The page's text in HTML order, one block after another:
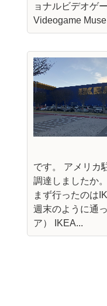
ョナルビデオゲ
Videogame
です。 アメリカ
調達しましたか
まず行ったのは
週末のように通
ア） IKEA...